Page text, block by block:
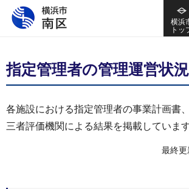
横浜
トッ
指定管理者の管理運営状況
各施設における指定管理者の事業計画書
三者評価機関による結果を掲載しています
最終